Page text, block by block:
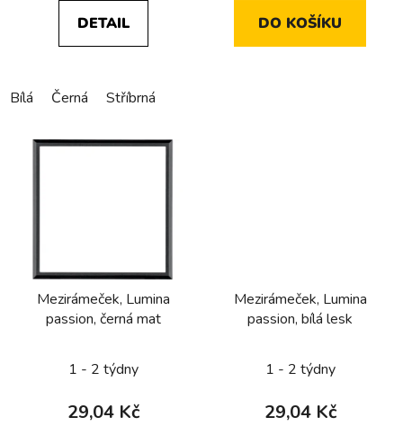
DETAIL
Bílá Černá Stříbrná
DO KOŠÍKU
Mezirámeček, Lumina
passion, černá mat
1 - 2 týdny
29,04 Kč
Mezirámeček, Lumina
passion, bílá lesk
1 - 2 týdny
29,04 Kč